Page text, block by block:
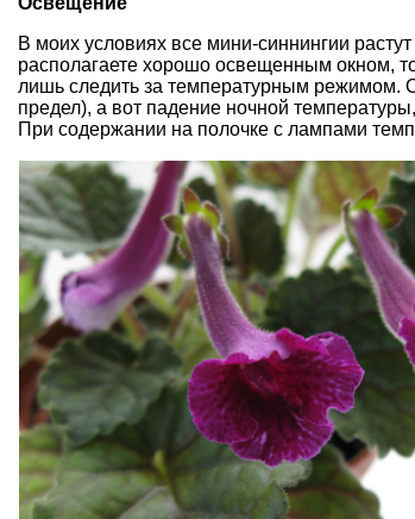
В моих условиях все мини-синнингии
располагаете хорошо освещенным окном,
лишь следить за температурным режимом.
предел), а вот падение ночной
При содержании на полочке с лампами